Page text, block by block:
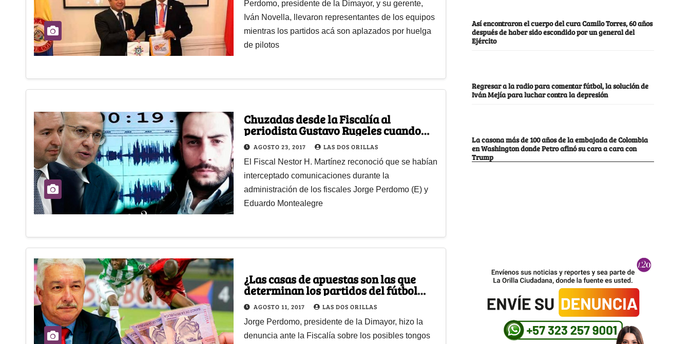
Perdomo, presidente de la Dimayor, y su gerente,
Iván Novella, llevaron representantes de los equipos
mientras los partidos acá son aplazados por huelga
de pilotos
Chuzadas desde la Fiscalía al
periodista Gustavo Rugeles cuando
formaba parte del equipo de
Las2orillas
AGOSTO 23, 2017 LAS DOS ORILLAS
El Fiscal Nestor H. Martínez reconoció que se habían
interceptado comunicaciones durante la
administración de los fiscales Jorge Perdomo (E) y
Eduardo Montealegre
¿Las casas de apuestas son las que
determinan los partidos del fútbol
colombiano?
AGOSTO 11, 2017 LAS DOS ORILLAS
Jorge Perdomo, presidente de la Dimayor, hizo la
denuncia ante la Fiscalía sobre los posibles tongos
Así encontraron el cuerpo del cura Camilo Torres, 60 años
después de haber sido escondido por un general del
Ejército
Regresar a la radio para comentar fútbol, la solución de
Iván Mejía para luchar contra la depresión
La casona más de 100 años de la embajada de Colombia
en Washington donde Petro afinó su cara a cara con
Trump